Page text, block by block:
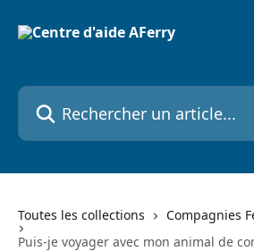
Rechercher un article...
Toutes les collections
Compagnies
Puis-je voyager avec mon animal de